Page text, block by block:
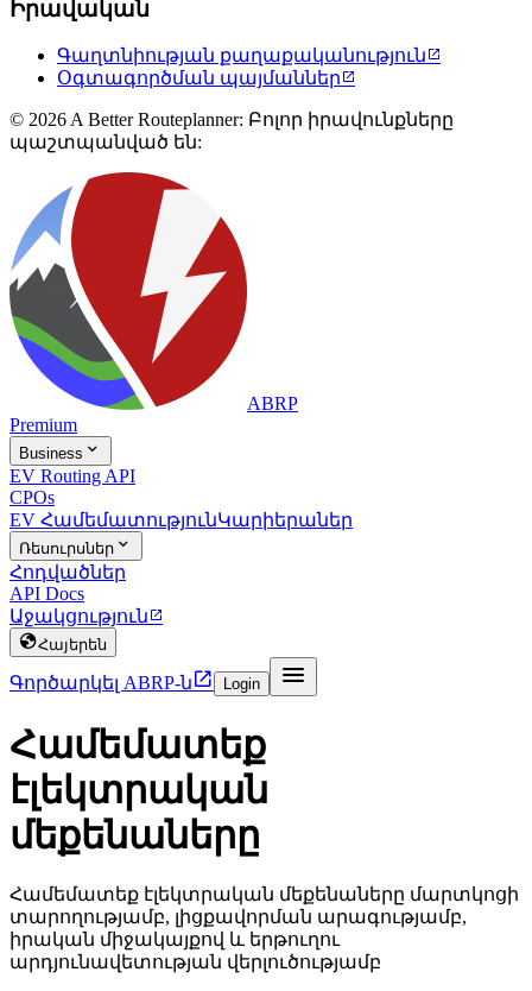
Իրավական
Գաղտնիության քաղաքականություն 
Օգտագործման պայմաններ 
© 2026 A Better Routeplanner: Բոլոր իրավունքները
պաշտպանված են:
ABRP
Premium
Business 
EV Routing API
CPOs
EV ՀամեմատությունԿարիերաներ
Ռեսուրսներ 
Հոդվածներ
API Docs
Աջակցություն 
Հայերեն
Գործարկել ABRP-ն Login 
Համեմատեք
էլեկտրական
մեքենաները
Համեմատեք էլեկտրական մեքենաները մարտկոցի
տարողությամբ, լիցքավորման արագությամբ,
իրական միջակայքով և երթուղու
արդյունավետության վերլուծությամբ